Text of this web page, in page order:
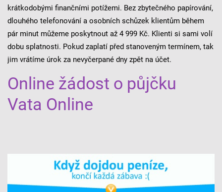
krátkodobými finančními potížemi. Bez zbytečného papírování,
dlouhého telefonování a osobních schůzek klientům během
pár minut můžeme poskytnout až 4 999 Kč. Klienti si sami volí
dobu splatnosti. Pokud zaplatí před stanoveným termínem, tak
jim vrátíme úrok za nevyčerpané dny zpět na účet.
Online žádost o půjčku
Vata Online